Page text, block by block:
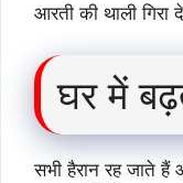
आरती की थाली गिरा
घर में
सभी हैरान रह जाते